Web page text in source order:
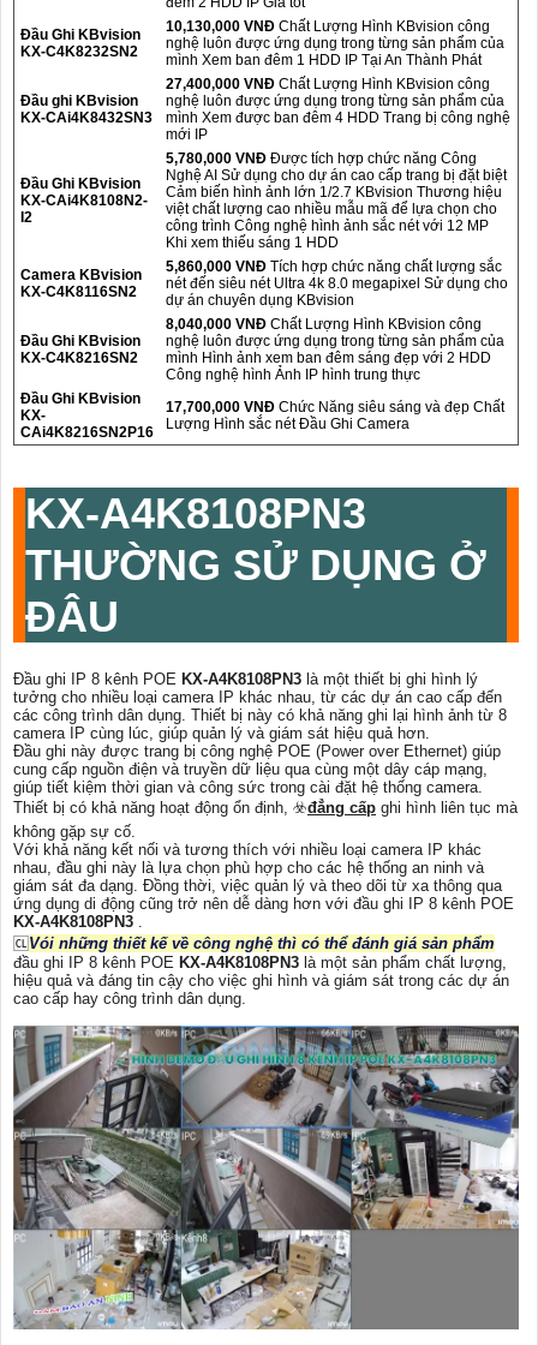
Đầu Ghi KBvision
KX-C4K8232SN2
10,130,000 VNĐ Chất Lượng Hình KBvision công
nghệ luôn được ứng dụng trong từng sản phẩm của
mình Xem ban đêm 1 HDD IP Tại An Thành Phát
Đầu ghi KBvision
KX-CAi4K8432SN3
27,400,000 VNĐ Chất Lượng Hình KBvision công
nghệ luôn được ứng dụng trong từng sản phẩm của
mình Xem được ban đêm 4 HDD Trang bị công nghệ
mới IP
Đầu Ghi KBvision
KX-CAi4K8108N2-
I2
5,780,000 VNĐ Được tích hợp chức năng Công
Nghệ AI Sử dụng cho dự án cao cấp trang bị đặt biệt
Cảm biến hình ảnh lớn 1/2.7 KBvision Thương hiệu
việt chất lượng cao nhiều mẫu mã để lựa chọn cho
công trình Công nghệ hình ảnh sắc nét với 12 MP
Khi xem thiếu sáng 1 HDD
Camera KBvision
KX-C4K8116SN2
5,860,000 VNĐ Tích hợp chức năng chất lượng sắc
nét đến siêu nét Ultra 4k 8.0 megapixel Sử dụng cho
dự án chuyên dụng KBvision
Đầu Ghi KBvision
KX-C4K8216SN2
8,040,000 VNĐ Chất Lượng Hình KBvision công
nghệ luôn được ứng dụng trong từng sản phẩm của
mình Hình ảnh xem ban đêm sáng đẹp với 2 HDD
Công nghệ hình Ảnh IP hình trung thực
Đầu Ghi KBvision
KX-
CAi4K8216SN2P16
17,700,000 VNĐ Chức Năng siêu sáng và đẹp Chất
Lượng Hình sắc nét Đầu Ghi Camera
KX-A4K8108PN3
THƯỜNG SỬ DỤNG Ở
ĐÂU
Đầu ghi IP 8 kênh POE KX-A4K8108PN3 là một thiết bị ghi hình lý
tưởng cho nhiều loại camera IP khác nhau, từ các dự án cao cấp đến
các công trình dân dụng. Thiết bị này có khả năng ghi lại hình ảnh từ 8
camera IP cùng lúc, giúp quản lý và giám sát hiệu quả hơn.
Đầu ghi này được trang bị công nghệ POE (Power over Ethernet) giúp
cung cấp nguồn điện và truyền dữ liệu qua cùng một dây cáp mạng,
giúp tiết kiệm thời gian và công sức trong cài đặt hệ thống camera.
Thiết bị có khả năng hoạt động ổn định, ☣️đẳng cấp ghi hình liên tục mà
không gặp sự cố.
Với khả năng kết nối và tương thích với nhiều loại camera IP khác
nhau, đầu ghi này là lựa chọn phù hợp cho các hệ thống an ninh và
giám sát đa dạng. Đồng thời, việc quản lý và theo dõi từ xa thông qua
ứng dụng di động cũng trở nên dễ dàng hơn với đầu ghi IP 8 kênh POE
KX-A4K8108PN3 .
🆑 Vói những thiết kế về công nghệ thì có thể đánh giá sản phẩm
đầu ghi IP 8 kênh POE KX-A4K8108PN3 là một sản phẩm chất lượng,
hiệu quả và đáng tin cậy cho việc ghi hình và giám sát trong các dự án
cao cấp hay công trình dân dụng.